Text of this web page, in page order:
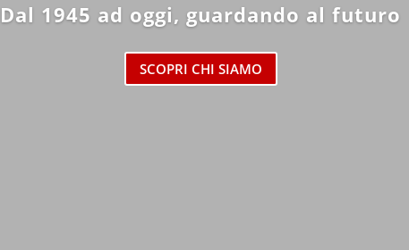
Dal 1945 ad oggi, guardando al futuro
SCOPRI CHI SIAMO